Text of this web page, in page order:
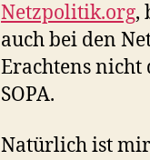
Netzpolitik.org,
auch bei den
Erachtens nicht
SOPA.
Natürlich ist mir